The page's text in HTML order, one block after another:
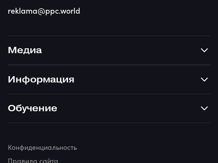
Медиа
Информация
Обучение
reklama@ppc.world
Конфиденциальность
Правила сайта